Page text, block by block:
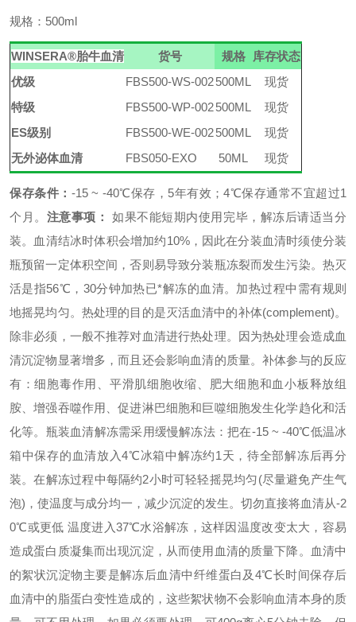
规格： 500ml
WINSERA®胎牛血清 货号 规格
库存状态
优级
FBS500-WS-002500ML
现货
特级
FBS500-WP-002500ML
现货
ES级别
FBS500-WE-002500ML
现货
无外泌体血清
FBS050-EXO 50ML 现货
保存条件： -15 ~ -40℃保存，5年有效；4℃保存通常不宜超过1
个月。 注意事项：
如果不能短期内使用完毕，解冻后请适当分
装。血清结冰时体积会增加约10%，因此在分装血清时须使分装
瓶预留一定体积空间，否则易导致分装瓶冻裂而发生污染。 热灭
活是指56℃，30分钟加热已*解冻的血清。加热过程中需有规则
地摇晃均匀。热处理的目的是灭活血清中的补体(complement)。
除非必须，一般不推荐对血清进行热处理。因为热处理会造成血
清沉淀物显著增多，而且还会影响血清的质量。补体参与的反应
有：细胞毒作用、平滑肌细胞收缩、肥大细胞和血小板释放组
胺、增强吞噬作用、促进淋巴细胞和巨噬细胞发生化学趋化和活
化等。 瓶装血清解冻需采用缓慢解冻法：把在-15 ~ -40℃低温冰
箱中保存的血清放入4℃冰箱中解冻约1天，待全部解冻后再分
装。在解冻过程中每隔约2小时可轻轻摇晃均匀(尽量避免产生气
泡)，使温度与成分均一，减少沉淀的发生。切勿直接将血清从-2
0℃或更低 温度进入37℃水浴解冻，这样因温度改变太大，容易
造成蛋白质凝集而出现沉淀，从而使用血清的质量下降。
血清中
的絮状沉淀物主要是解冻后血清中纤维蛋白及 4℃长时间保存后
血清中的脂蛋白变性造成的，这些絮状物不会影响血清本身的质